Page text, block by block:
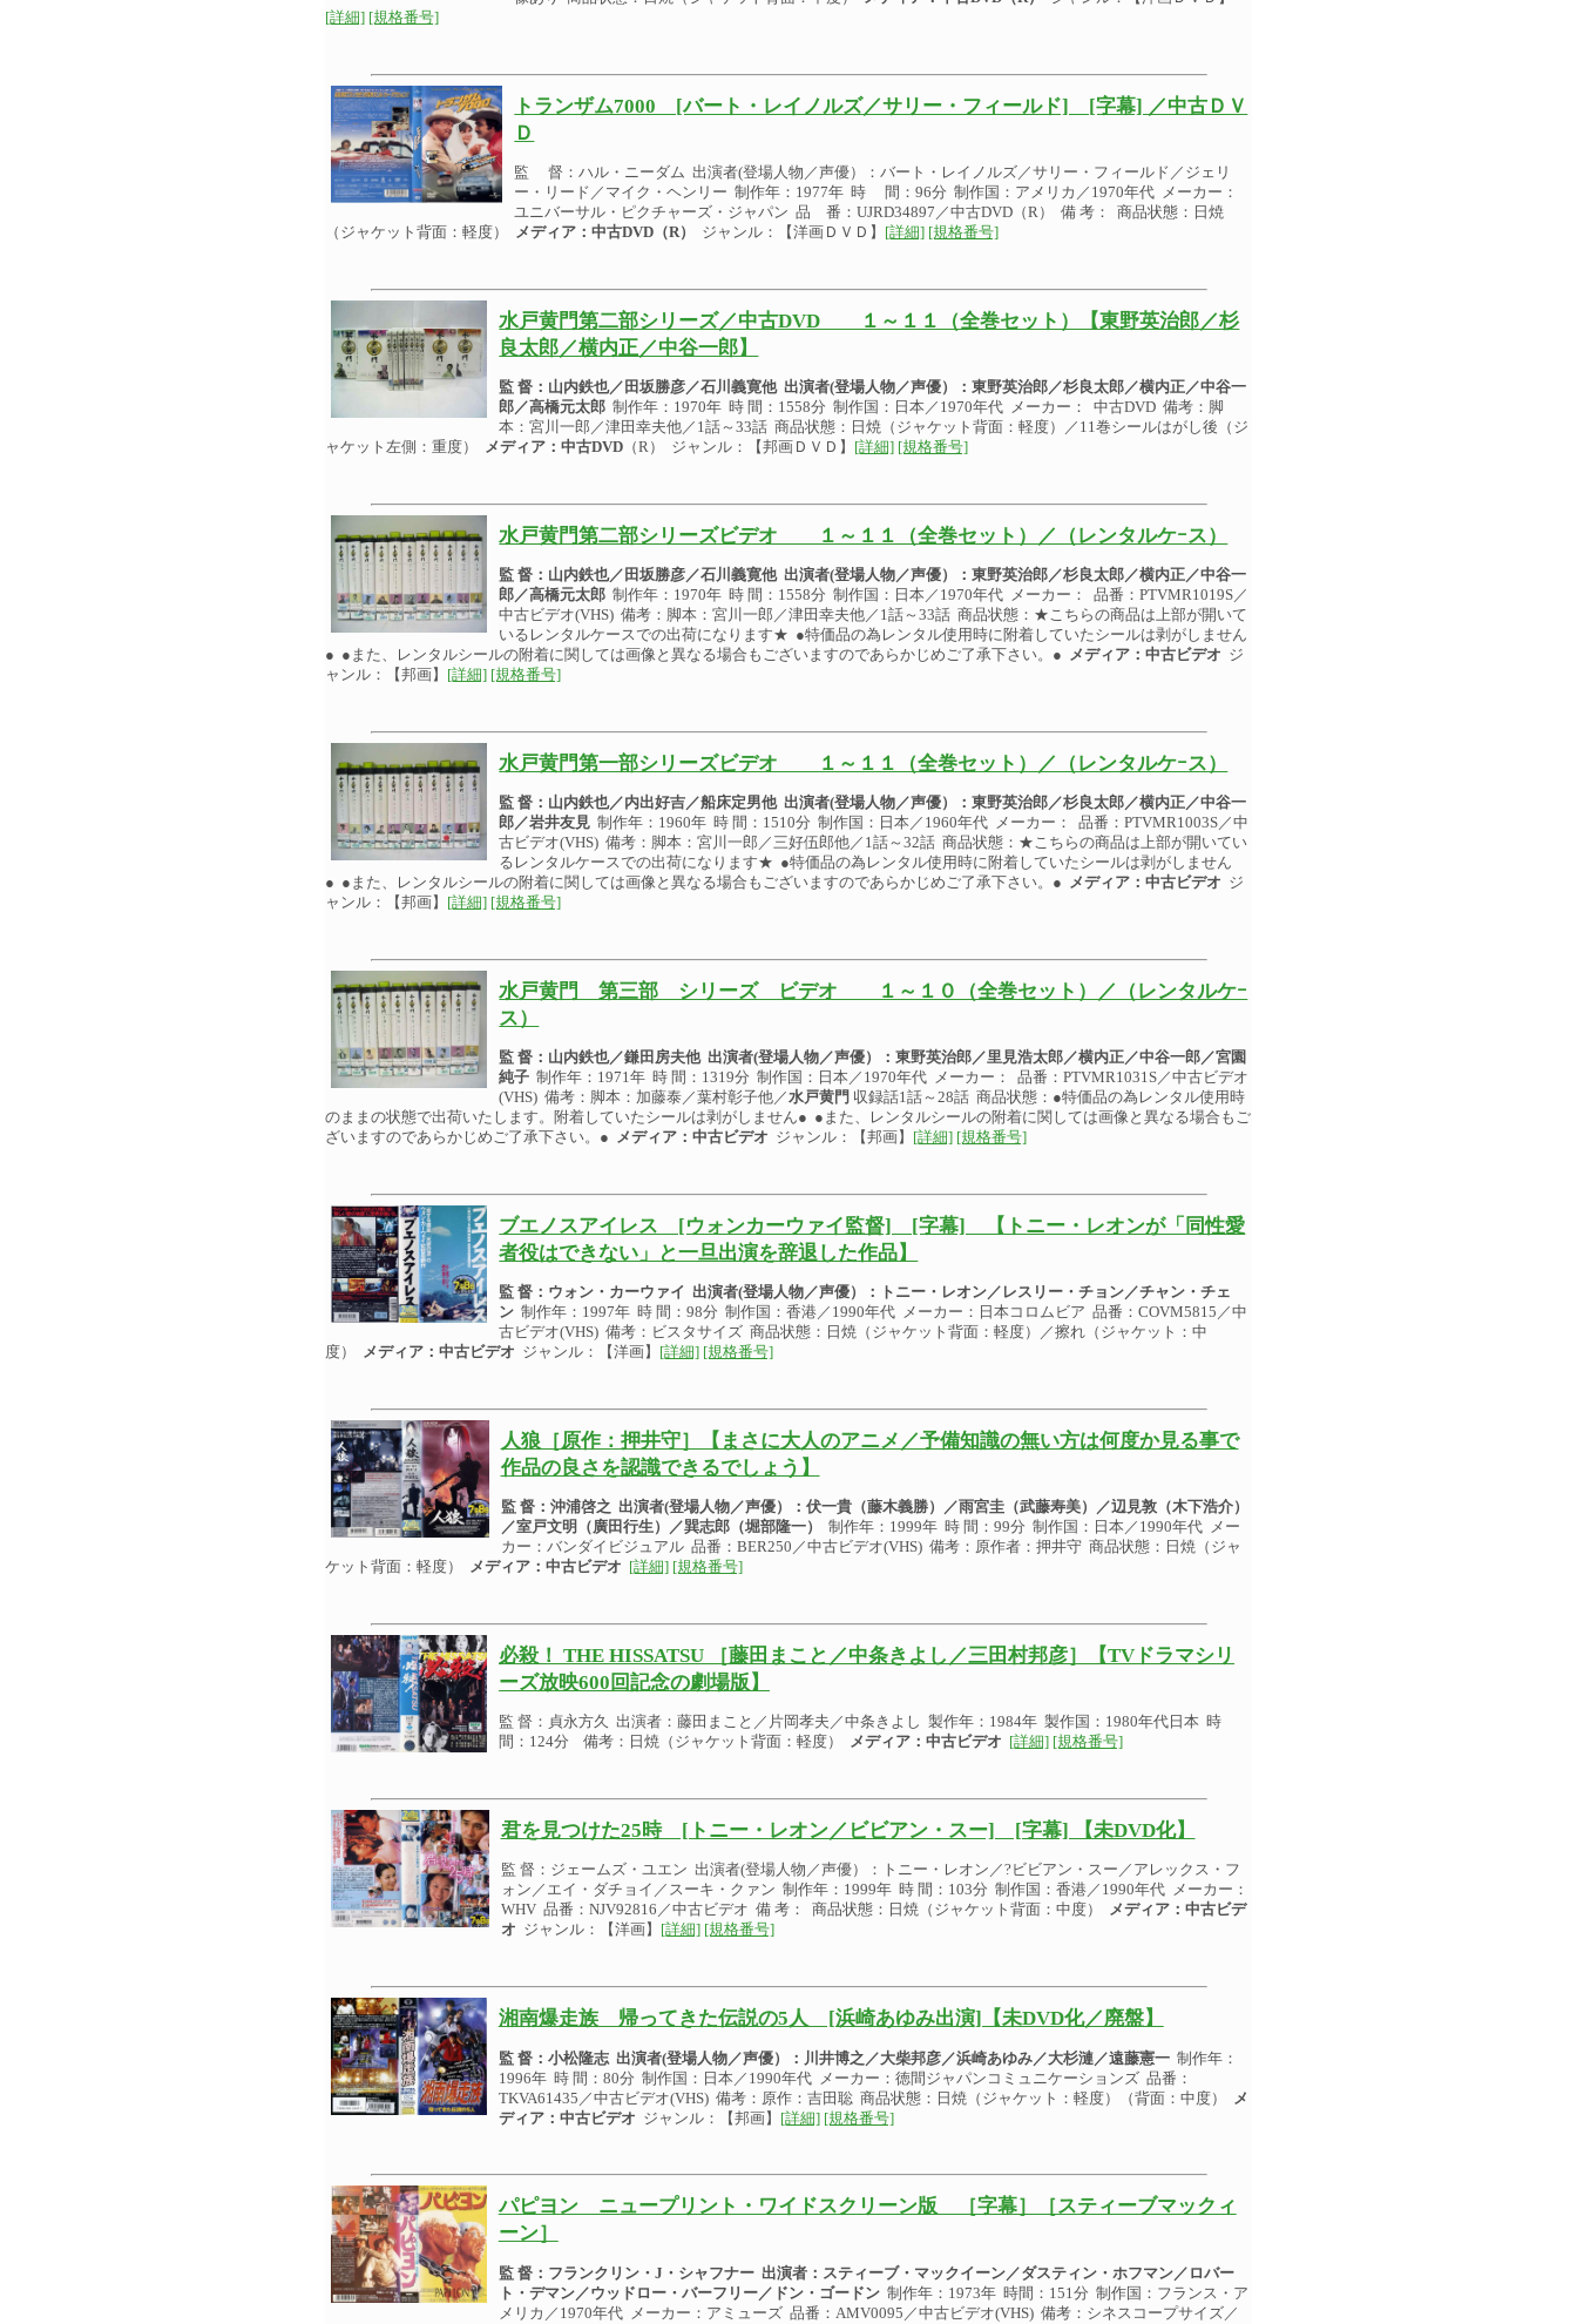
[詳細] [規格番号]
トランザム7000 [バート・レイノルズ／サリー・フィールド] [字幕] ／中古ＤＶ
Ｄ
監 督：ハル・ニーダム 出演者(登場人物／声優）：バート・レイノルズ／サリー・フィールド／ジェリ
ー・リード／マイク・ヘンリー 制作年：1977年 時 間：96分 制作国：アメリカ／1970年代 メーカー：
ユニバーサル・ピクチャーズ・ジャパン 品 番：UJRD34897／中古DVD（R） 備 考： 商品状態：日焼
（ジャケット背面：軽度）
メディア：中古DVD（R） ジャンル：【洋画ＤＶＤ】 [詳細] [規格番号]
水戸黄門第二部シリーズ／中古DVD １～１１（全巻セット）【東野英治郎／杉
良太郎／横内正／中谷一郎】
監 督：山内鉄也／田坂勝彦／石川義寛他 出演者(登場人物／声優）：東野英治郎／杉良太郎／横内正／中谷一
郎／高橋元太郎 制作年：1970年 時 間：1558分 制作国：日本／1970年代 メーカー： 中古DVD 備考：脚
本：宮川一郎／津田幸夫他／1話～33話 商品状態：日焼（ジャケット背面：軽度）／11巻シールはがし後（ジ
ャケット左側：重度） メディア：中古DVD （R） ジャンル：【邦画ＤＶＤ】 [詳細] [規格番号]
水戸黄門第二部シリーズビデオ １～１１（全巻セット）／（レンタルケｰス）
監 督：山内鉄也／田坂勝彦／石川義寛他 出演者(登場人物／声優）：東野英治郎／杉良太郎／横内正／中谷一
郎／高橋元太郎 制作年：1970年 時 間：1558分 制作国：日本／1970年代 メーカー： 品番：PTVMR1019S／
中古ビデオ(VHS) 備考：脚本：宮川一郎／津田幸夫他／1話～33話 商品状態：★こちらの商品は上部が開いて
いるレンタルケースでの出荷になります★ ●特価品の為レンタル使用時に附着していたシールは剥がしません
● ●また、レンタルシールの附着に関しては画像と異なる場合もございますのであらかじめご了承下さい。● メディア：中古ビデオ ジ
ャンル：【邦画】
[詳細] [規格番号]
水戸黄門第一部シリーズビデオ １～１１（全巻セット）／（レンタルケｰス）
監 督：山内鉄也／内出好吉／船床定男他 出演者(登場人物／声優）：東野英治郎／杉良太郎／横内正／中谷一
郎／岩井友見 制作年：1960年 時 間：1510分 制作国：日本／1960年代 メーカー： 品番：PTVMR1003S／中
古ビデオ(VHS) 備考：脚本：宮川一郎／三好伍郎他／1話～32話 商品状態：★こちらの商品は上部が開いてい
るレンタルケースでの出荷になります★ ●特価品の為レンタル使用時に附着していたシールは剥がしません
● ●また、レンタルシールの附着に関しては画像と異なる場合もございますのであらかじめご了承下さい。● メディア：中古ビデオ ジ
ャンル：【邦画】
[詳細] [規格番号]
水戸黄門 第三部 シリーズ ビデオ １～１０（全巻セット）／（レンタルケｰ
ス）
監 督：山内鉄也／鎌田房夫他 出演者(登場人物／声優）：東野英治郎／里見浩太郎／横内正／中谷一郎／宮園
純子 制作年：1971年 時 間：1319分 制作国：日本／1970年代 メーカー： 品番：PTVMR1031S／中古ビデオ
(VHS) 備考：脚本：加藤泰／葉村彰子他／水戸黄門 収録話1話～28話 商品状態：●特価品の為レンタル使用時
のままの状態で出荷いたします。附着していたシールは剥がしません● ●また、レンタルシールの附着に関しては画像と異なる場合もご
ざいますのであらかじめご了承下さい。● メディア：中古ビデオ ジャンル：【邦画】 [詳細] [規格番号]
ブエノスアイレス [ウォンカーウァイ監督] [字幕] 【トニー・レオンが「同性愛
者役はできない」と一旦出演を辞退した作品】
監 督：ウォン・カーウァイ 出演者(登場人物／声優）：
トニー・レオン／レスリー・チョン／チャン・チェ
ン 制作年：1997年 時 間：98分 制作国：香港／1990年代 メーカー：日本コロムビア 品番：COVM5815／中
古ビデオ(VHS) 備考：ビスタサイズ 商品状態：日焼（ジャケット背面：軽度）／擦れ（ジャケット：中
度）
メディア：中古ビデオ ジャンル：【洋画】 [詳細] [規格番号]
人狼［原作：押井守］【まさに大人のアニメ／予備知識の無い方は何度か見る事で
作品の良さを認識できるでしょう】
監 督：沖浦啓之 出演者(登場人物／声優）： 伏一貴（藤木義勝）／雨宮圭（武藤寿美）／辺見敦（木下浩介）
／室戸文明（廣田行生）／巽志郎（堀部隆一）
制作年：1999年 時 間：99分 制作国：日本／1990年代 メー
カー：バンダイビジュアル 品番：BER250／中古ビデオ(VHS) 備考：原作者：押井守 商品状態：日焼（ジャ
ケット背面：軽度） メディア：中古ビデオ [詳細] [規格番号]
必殺！ THE HISSATSU ［藤田まこと／中条きよし／三田村邦彦］【TVドラマシリ
ーズ放映600回記念の劇場版】
監 督：貞永方久 出演者：藤田まこと／片岡孝夫／中条きよし 製作年：1984年 製作国：1980年代日本 時
間：124分 備考：日焼（ジャケット背面：軽度） メディア：中古ビデオ [詳細] [規格番号]
君を見つけた25時 [トニー・レオン／ビビアン・スー] [字幕] 【未DVD化】
監 督：ジェームズ・ユエン 出演者(登場人物／声優）：トニー・レオン／?ビビアン・スー／アレックス・フ
ォン／エイ・ダチョイ／スーキ・クァン 制作年：1999年 時 間：103分 制作国：香港／1990年代 メーカー：
WHV 品番：NJV92816／中古ビデオ 備 考： 商品状態：日焼（ジャケット背面：中度）
メディア：中古ビデ
オ ジャンル：【洋画】 [詳細] [規格番号]
湘南爆走族 帰ってきた伝説の5人 [浜崎あゆみ出演]【未DVD化／廃盤】
監 督：小松隆志 出演者(登場人物／声優）： 川井博之／大柴邦彦／浜崎あゆみ／大杉漣／遠藤憲一制作年：
1996年 時 間：80分 制作国：日本／1990年代 メーカー：徳間ジャパンコミュニケーションズ 品番：
TKVA61435／中古ビデオ(VHS) 備考：原作：吉田聡 商品状態：日焼（ジャケット：軽度）（背面：中度）
メ
ディア：中古ビデオ ジャンル：【邦画】 [詳細] [規格番号]
パピヨン ニュープリント・ワイドスクリーン版 ［字幕］［スティーブマックィ
ーン］
監 督：フランクリン・J・シャフナー 出演者：スティーブ・マックイーン／ダスティン・ホフマン／ロバー
ト・デマン／ウッドロー・バーフリー／ドン・ゴードン制作年：1973年 時間：151分 制作国：フランス・ア
メリカ／1970年代 メーカー：アミューズ 品番：AMV0095／中古ビデオ(VHS) 備考：シネスコープサイズ／